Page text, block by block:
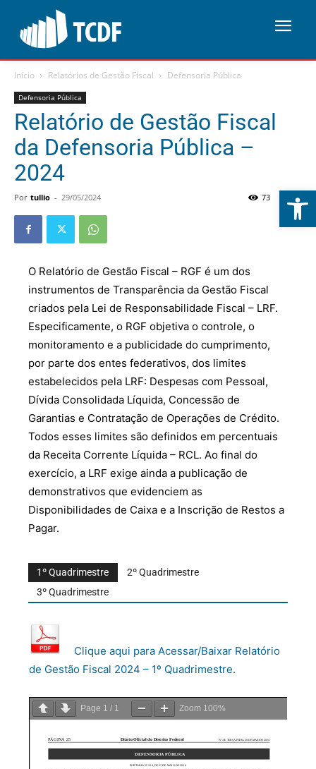
Abrir
Início Relatórios de Gestão Fiscal Defensoria Pública
Defensoria Pública
Relatório de Gestão Fiscal
da Defensoria Pública –
2024
Por tullio - 29/05/2024 0
73
O Relatório de Gestão Fiscal – RGF é um dos
instrumentos de Transparência da Gestão Fiscal
criados pela Lei de Responsabilidade Fiscal – LRF.
Especificamente, o RGF objetiva o controle, o
monitoramento e a publicidade do cumprimento,
por parte dos entes federativos, dos limites
estabelecidos pela LRF: Despesas com Pessoal,
Dívida Consolidada Líquida, Concessão de
Garantias e Contratação de Operações de Crédito.
Todos esses limites são definidos em percentuais
da Receita Corrente Líquida – RCL. Ao final do
exercício, a LRF exige ainda a publicação de
demonstrativos que evidenciem as
Disponibilidades de Caixa e a Inscrição de Restos a
Pagar.
1º Quadrimestre
2º Quadrimestre
3º Quadrimestre
Clique aqui para Acessar/Baixar Relatório
de Gestão Fiscal 2024 – 1º Quadrimestre.
Page 1 / 1 Zoom 100%